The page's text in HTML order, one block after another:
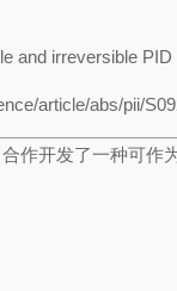
and irreversible
article/abs/pii/
作开发了一种可作